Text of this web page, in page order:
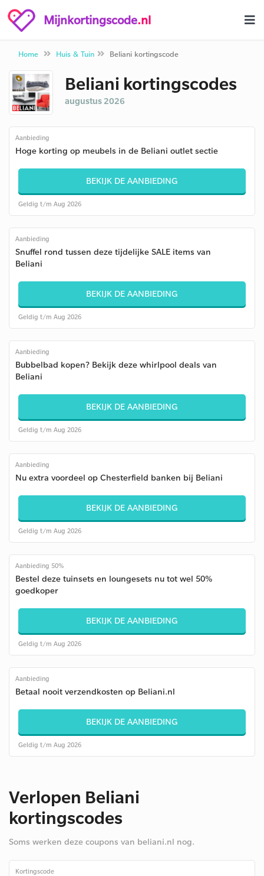
Mijnkortingscode.nl
Home Huis & Tuin Beliani kortingscode
Beliani kortingscodes
augustus 2026
Aanbieding
Hoge korting op meubels in de Beliani outlet sectie
BEKIJK DE AANBIEDING
Geldig t/m Aug 2026
Aanbieding
Snuffel rond tussen deze tijdelijke SALE items van
Beliani
BEKIJK DE AANBIEDING
Geldig t/m Aug 2026
Aanbieding
Bubbelbad kopen? Bekijk deze whirlpool deals van
Beliani
BEKIJK DE AANBIEDING
Geldig t/m Aug 2026
Aanbieding
Nu extra voordeel op Chesterfield banken bij Beliani
BEKIJK DE AANBIEDING
Geldig t/m Aug 2026
Aanbieding 50%
Bestel deze tuinsets en loungesets nu tot wel 50%
goedkoper
BEKIJK DE AANBIEDING
Geldig t/m Aug 2026
Aanbieding
Betaal nooit verzendkosten op Beliani.nl
BEKIJK DE AANBIEDING
Geldig t/m Aug 2026
Verlopen Beliani
kortingscodes
Soms werken deze coupons van beliani.nl nog.
Kortingscode